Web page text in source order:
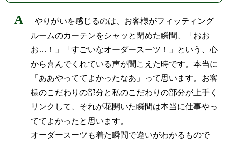
やりがいを感じるのは、お客様がフィッティング
ルームのカーテンをシャッと閉めた瞬間、「おお
お…！」「すごいなオーダースーツ！」という、心
から喜んでくれている声が聞こえた時です。本当に
「ああやっててよかったなあ」って思います。お客
様のこだわりの部分と私のこだわりの部分が上手く
リンクして、それが花開いた瞬間は本当に仕事やっ
ててよかったと思います。
オーダースーツも着た瞬間で違いがわかるもので